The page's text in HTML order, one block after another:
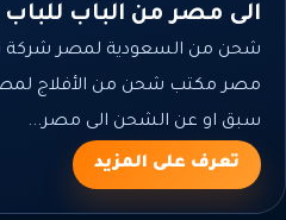
الى مصر من الباب للباب
شحن من السعودية لمصر شركة
مصر مكتب شحن من الأفلاج
سبق او عن الشحن الى مصر...
تعرف على المزيد